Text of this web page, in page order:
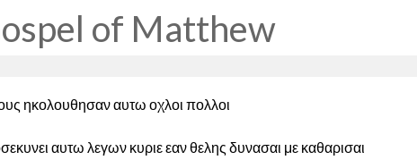
of Matthew
ηκολουθησαν αυτω οχλοι πολλοι
αυτω λεγων κυριε εαν θελης δυνασαι με καθαρισαι